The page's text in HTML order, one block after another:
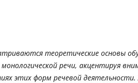
теоретические основы
монологической речи, акцентируя
этих форм речевой